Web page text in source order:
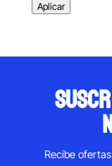
Aplicar
Recibe